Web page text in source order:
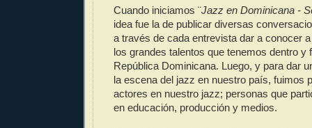
Cuando iniciamos ¨Jazz en Dominicana -
idea fue la de publicar diversas
a través de cada entrevista dar a conocer
los grandes talentos que tenemos dentro y
República Dominicana. Luego, y para dar
la escena del jazz en nuestro país, fuimos
actores en nuestro jazz; personas que
en educación, producción y medios.